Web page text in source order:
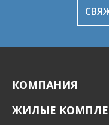
КОМПАНИЯ
ЖИЛЫЕ